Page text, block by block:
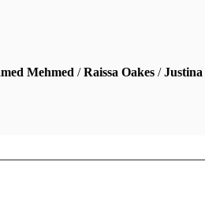
Mehmed /Raissa Oakes /